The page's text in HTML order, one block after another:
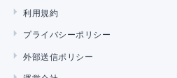
利用規約
プライバシーポリシー
外部送信ポリシー